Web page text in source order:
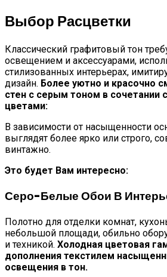
Выбор Расцветки
Классический графитовый тон
освещением и аксессуарами,
стилизованных интерьерах,
дизайн. Более уютно и красочно
стен с серым тоном в сочетании
цветами:
В зависимости от насыщенности
выглядят более ярко или строго,
винтажно.
Это будет Вам интересно:
Серо-Белые Обои В
Полотно для отделки комнат,
небольшой площади, обильно
и техникой. Холодная цветовая
дополнения текстилем
освещения в тон.